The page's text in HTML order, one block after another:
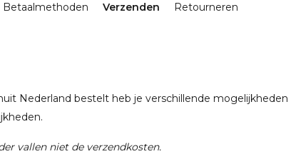
Betaalmethoden Verzenden
Retourneren
Nederland bestelt heb je verschillende mogelijkheden
vallen niet de verzendkosten.